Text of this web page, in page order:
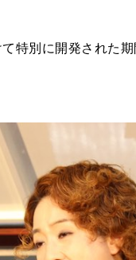
特別に開発された期